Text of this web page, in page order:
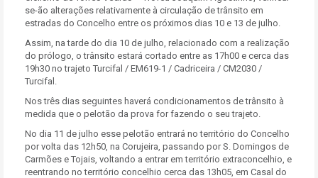
se-ão alterações relativamente à circulação de trânsito em
estradas do Concelho entre os próximos dias 10 e 13 de julho.
Assim, na tarde do dia 10 de julho, relacionado com a realização
do prólogo, o trânsito estará cortado entre as 17h00 e cerca das
19h30 no trajeto Turcifal / EM619-1 / Cadriceira / CM2030 /
Turcifal.
Nos três dias seguintes haverá condicionamentos de trânsito à
medida que o pelotão da prova for fazendo o seu trajeto.
No dia 11 de julho esse pelotão entrará no território do Concelho
por volta das 12h50, na Corujeira, passando por S. Domingos de
Carmões e Tojais, voltando a entrar em território extraconcelhio, e
reentrando no território concelhio cerca das 13h05, em Casal do